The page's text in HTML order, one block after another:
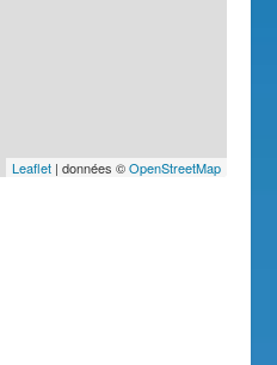
Leaflet| données ©OpenStreetMap